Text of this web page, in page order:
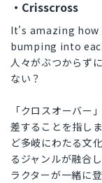
・Crisscross
It's amazing
bumping into
人々がぶつからず
ない？
「クロスオーバー
差することを指し
ど多岐にわたる文
るジャンルが融合
ラクターが一緒に